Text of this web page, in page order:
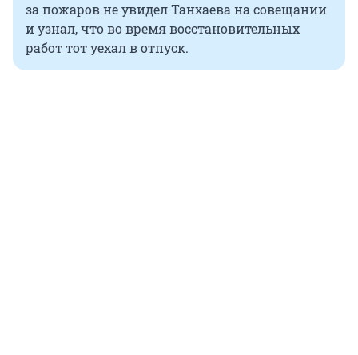
за пожаров не увидел Танхаева на совещании
и узнал, что во время восстановительных
работ тот уехал в отпуск.